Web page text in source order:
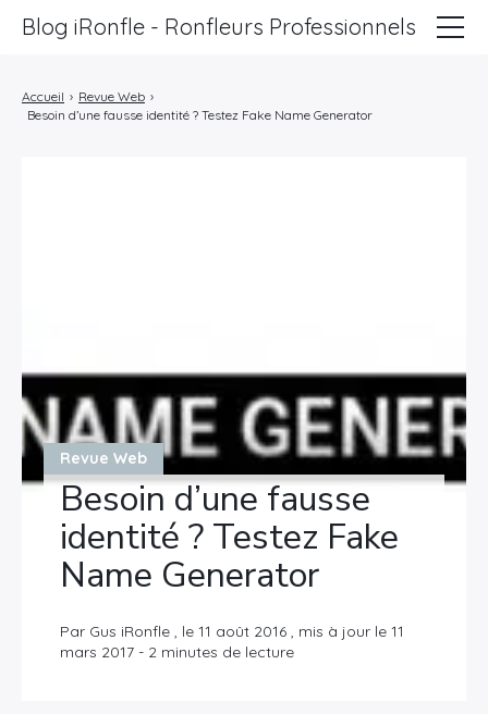
Revue Web
Besoin d’une fausse
identité ? Testez Fake
Name Generator
Par Gus iRonfle , le 11 août 2016 , mis à jour le 11
mars 2017 - 2 minutes de lecture
Accueil › Revue Web ›
Besoin d’une fausse identité ? Testez Fake Name Generator
Blog iRonfle - Ronfleurs Professionnels
Revue Web